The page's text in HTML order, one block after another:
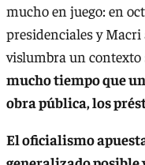
mucho en juego: en
presidenciales y Macri
vislumbra un
mucho tiempo que
obra pública, los
El oficialismo